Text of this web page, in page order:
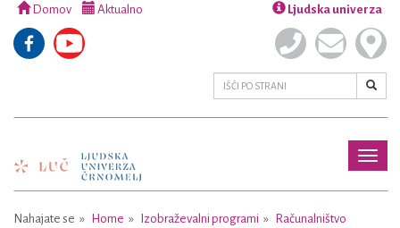
Domov Aktualno Ljudska univerza
Nahajate se Home Izobraževalni programi
Računalništvo